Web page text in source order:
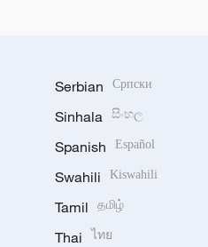
Serbian Српски
Sinhala සිංහල
Spanish Español
Swahili Kiswahili
Tamil தமிழ்
Thai ไทย